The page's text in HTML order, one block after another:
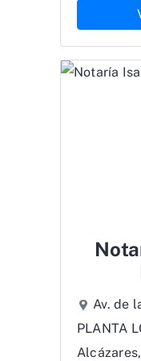
Av. de
PLANTA